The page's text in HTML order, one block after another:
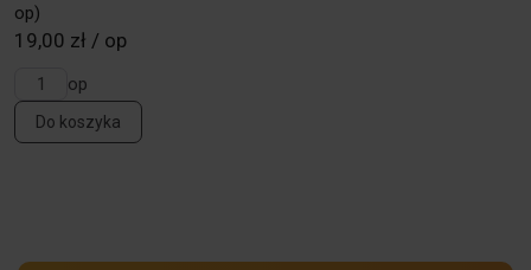
op)
19,00 zł / op
op
Do koszyka